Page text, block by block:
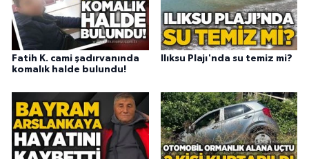
Fatih K. cami şadırvanında
komalık halde bulundu!
Ilıksu Plajı'nda su temiz mi?